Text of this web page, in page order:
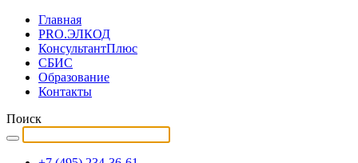
Главная
PRO.ЭЛКОД
КонсультантПлюс
СБИС
Образование
Контакты
Поиск